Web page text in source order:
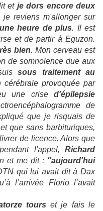
et je dors encore deux
reviens m'allonger sur
heure de plus. Il est
et de partir à Eguzon.
bien. Mon cerveau est
de somnolence due aux
sous traitement au
provoquée par
une crised'épilepsie
de
que je risquais de
que sans barbituriques,
de licence. Alors que
l'appel, Richard
et me dit : "aujourd'hui
qui lui avait dit à Dax
l’arrivée Florio l’avait
tours et je fais le